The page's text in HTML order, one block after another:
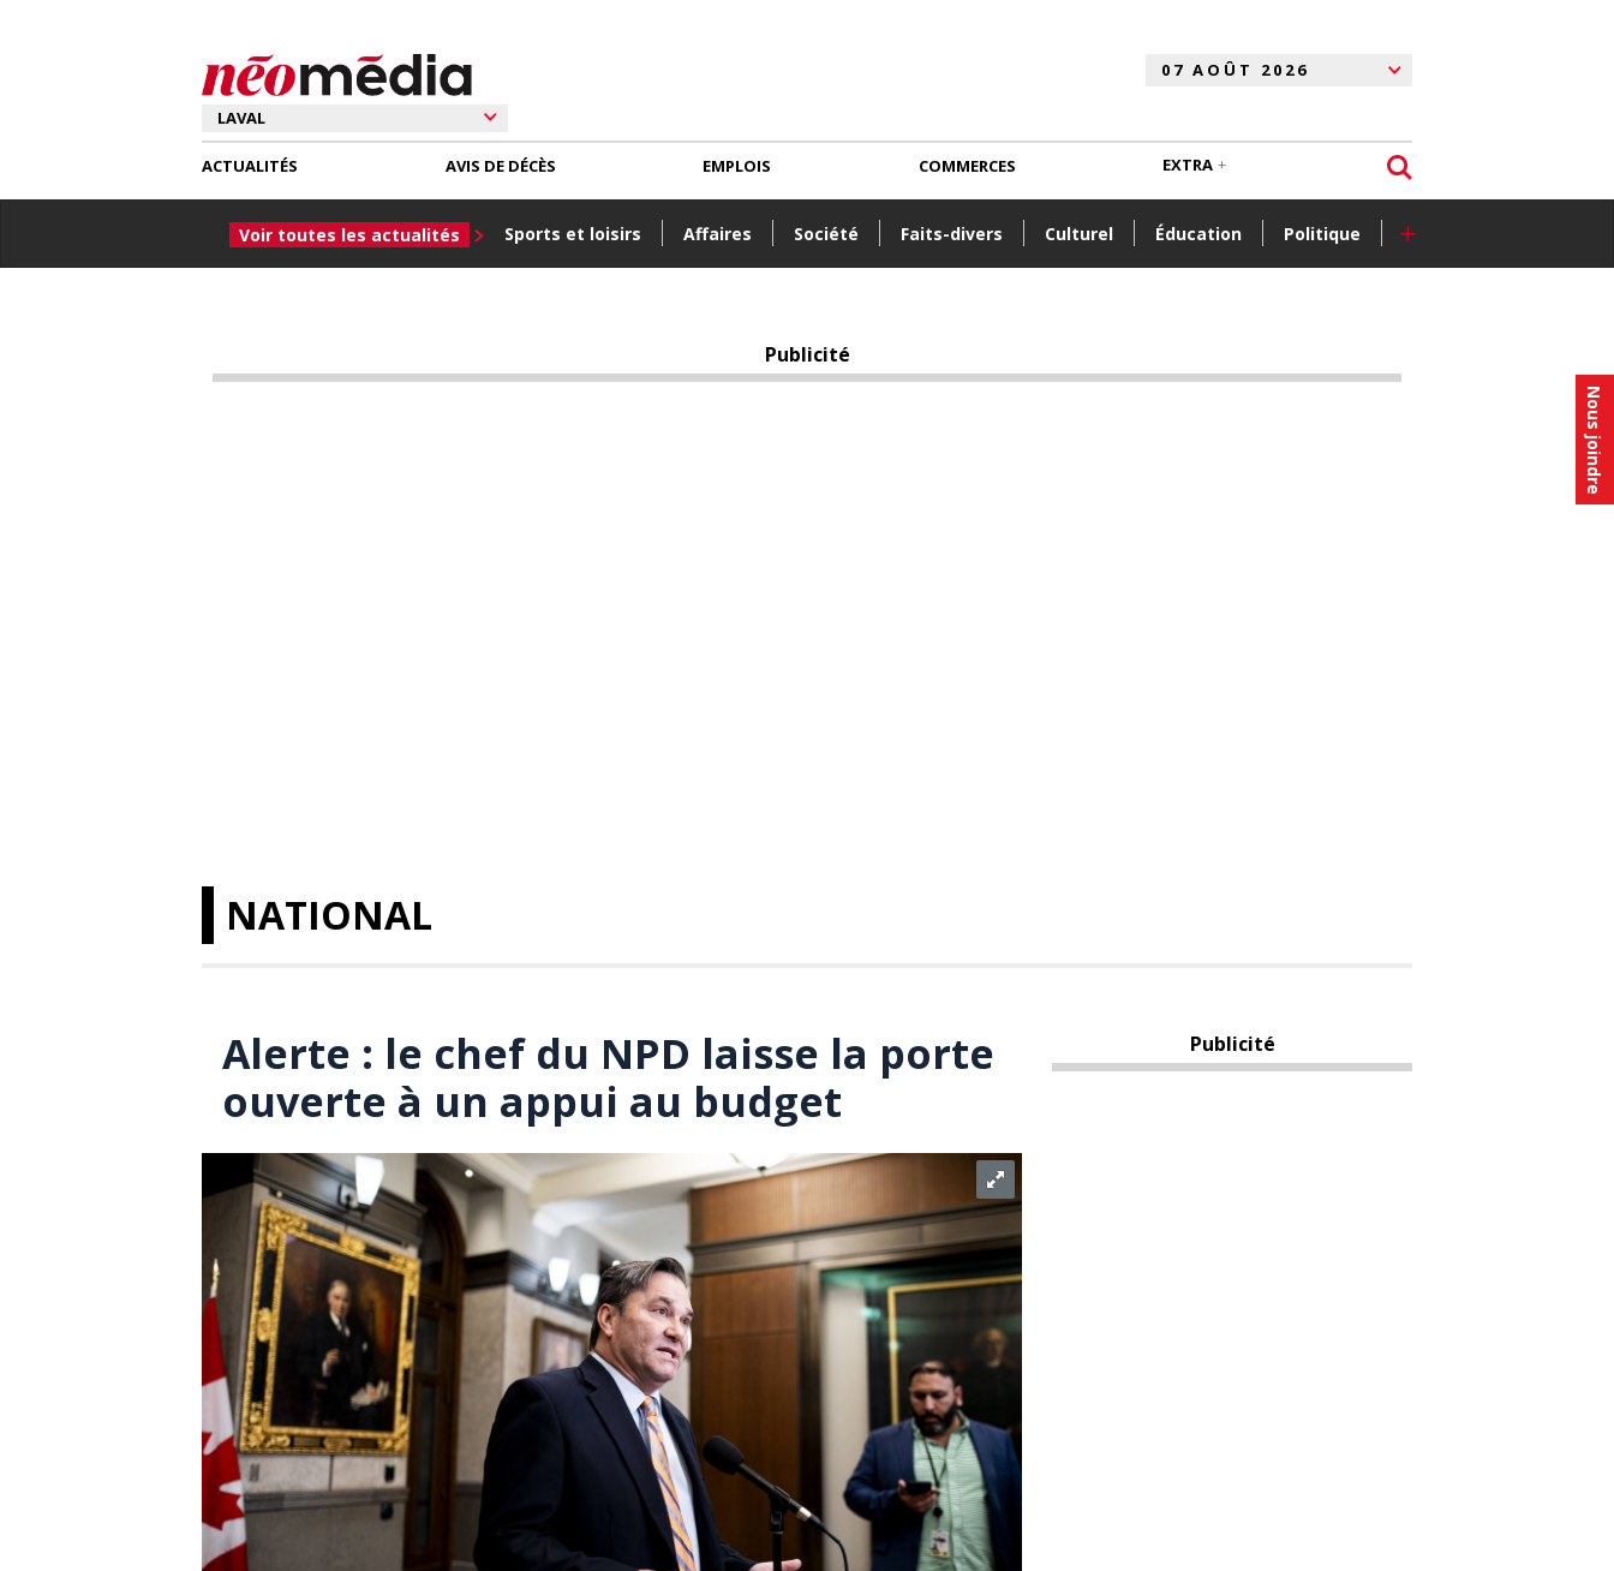
Nous joindre
ACTUALITÉS
Voir toutes les actualités Sports et loisirs Affaires Société Faits-divers Culturel Éducation Politique +
AVIS DE DÉCÈS EMPLOIS COMMERCES EXTRA
Publicité
NATIONAL
Alerte : le chef du NPD laisse la porte
ouverte à un appui au budget
Publicité